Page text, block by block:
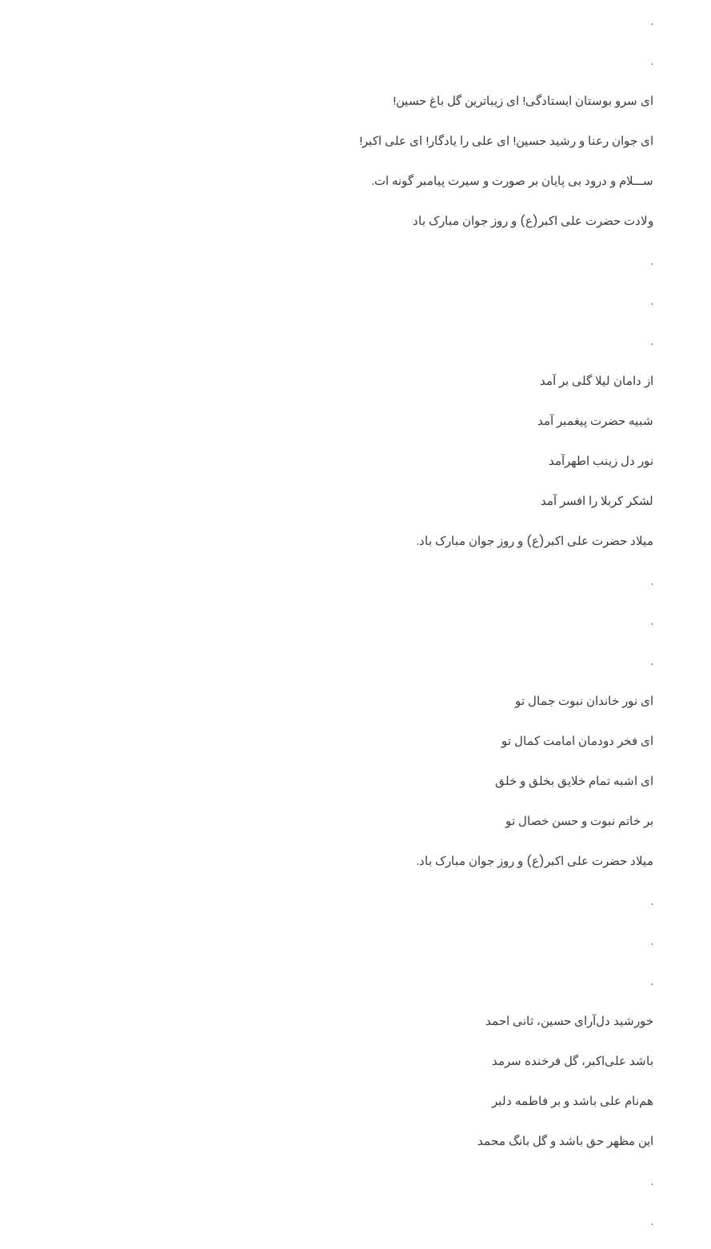
.
.
ای سرو بوستان ایستادگی! ای زیباترین گل باغ حسین!
ای جوان رعنا و رشید حسین! ای علی را یادگار! ای علی اکبر!
ســـلام و درود بی پایان بر صورت و سیرت پیامبر گونه ات.
ولادت حضرت علی اکبر(ع) و روز جوان مبارک باد
.
.
.
از دامان لیلا گلى بر آمد
شبیه حضرت پیغمبر آمد
نور دل زینب اطهرآمد
لشکر کربلا را افسر آمد
میلاد حضرت علی اکبر(ع) و روز جوان مبارک باد.
.
.
.
ای نور خاندان نبوت جمال تو
ای فخر دودمان امامت کمال تو
ای اشبه تمام خلایق بخلق و خلق
بر خاتم نبوت و حسن خصال تو
میلاد حضرت علی اکبر(ع) و روز جوان مبارک باد.
.
.
.
خورشید دل‌آرای حسین، ثانی احمد
باشد علی‌اکبر، گل فرخنده سرمد
هم‌نام علی باشد و بر فاطمه دلبر
این مظهر حق باشد و گل بانگ محمد
.
.